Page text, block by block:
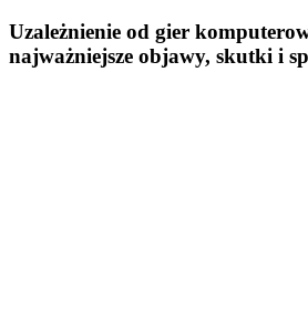
Uzależnienie od gier
najważniejsze objawy, skutki i